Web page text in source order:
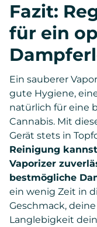
Fazit:
für ein
Ein sauberer
gute Hygiene,
natürlich für eine
Cannabis. Mit
Gerät stets in
Reinigung
Vaporizer
bestmögliche
ein wenig Zeit in
Geschmack,
Langlebigkeit